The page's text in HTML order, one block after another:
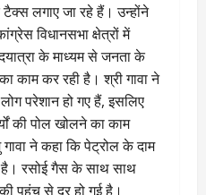
लगाए जा रहे हैं। उन्होंने
विधानसभा क्षेत्रों में
के माध्यम से जनता के
काम कर रही है। श्री गावा ने
परेशान हो गए हैं, इसलिए
की पोल खोलने का काम
ने कहा कि पेट्रोल के दाम
रसोई गैस के साथ साथ
पहुंच से दूर हो गई है।